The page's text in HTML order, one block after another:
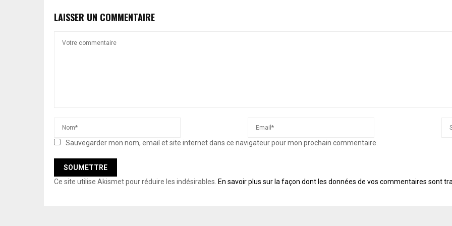
LAISSER UN COMMENTAIRE
Sauvegarder mon nom, email et site internet dans ce navigateur pour mon prochain commentaire.
Ce site utilise Akismet pour réduire les indésirables. En savoir plus sur la façon dont les données de vos commentaires sont